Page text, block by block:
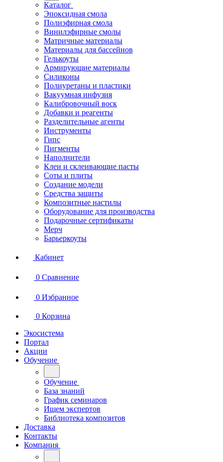
Каталог
Эпоксидная смола
Полиэфирная смола
Винилэфирные смолы
Матричные материалы
Материалы для бассейнов
Гелькоуты
Армирующие материалы
Силиконы
Полиуретаны и пластики
Вакуумная инфузия
Калибровочный воск
Добавки и реагенты
Разделительные агенты
Инструменты
Гипс
Пигменты
Наполнители
Клеи и склеивающие пасты
Соты и плиты
Создание модели
Средства защиты
Композитные настилы
Оборудование для производства
Подарочные сертификаты
Мерч
Барьеркоуты
Кабинет
0 Сравнение
0 Избранное
0 Корзина
Экосистема
Портал
Акции
Обучение
Обучение
База знаний
График семинаров
Ищем экспертов
Библиотека композитов
Доставка
Контакты
Компания